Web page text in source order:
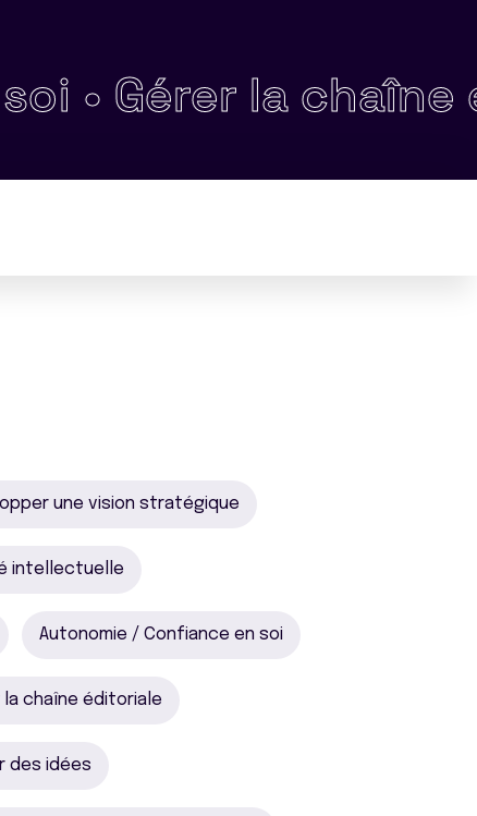
Gérer la chaîne
une vision stratégique
intellectuelle
Autonomie / Confiance en soi
la chaîne éditoriale
des idées